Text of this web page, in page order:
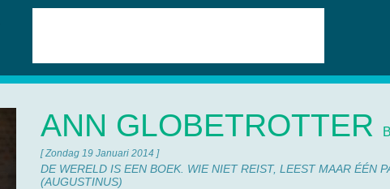
ANN GLOBETROTTER
[ Zondag 19 Januari 2014 ]
DE WERELD IS EEN BOEK. WIE NIET REIST, LEEST MAAR ÉÉN
(AUGUSTINUS)